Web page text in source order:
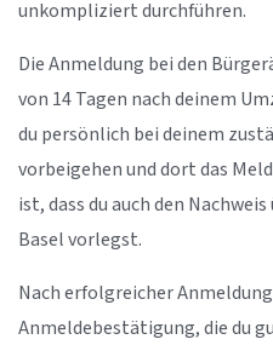
unkompliziert durchführen.
Die Anmeldung bei den
von 14 Tagen nach deinem
du persönlich bei deinem
vorbeigehen und dort das
ist, dass du auch den
Basel vorlegst.
Nach erfolgreicher
Anmeldebestätigung, die du